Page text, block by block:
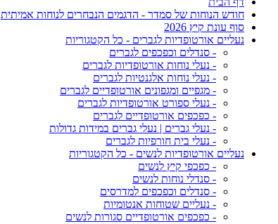
חודש הנוחות של סמדר - הדגמים הנבחרים לנוחות אמיתית
סוף עונת קיץ 2026
נעליים אורטופדיות לגברים - כל הקטגוריות
- סנדלים וכפכפים לגברים
- נעלי נוחות אורטופדיות לגברים
- נעלי נוחות אלגנטיות לגברים
- מגפיים ומגפונים אורטופדיים לגברים
- נעלי ספורט אורטופדיות לגברים
- כפכפים אורטופדיים לגברים
- נעלי גברים | נעלי גברים במידות גדולות
- נעלי בית חורפיות לגברים
נעליים אורטופדיות לנשים - כל הקטגוריות
- כפכפי קיץ לנשים
- סנדלי נוחות לנשים
- סנדלים וכפכפים למדרסים
- נעליים שטוחות אנטומיות
- כפכפים אורטופדיים סגורות לנשים